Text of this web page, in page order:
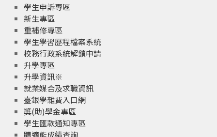
學生申訴專區
新生專區
重補修專區
學生學習歷程檔案系統
校務行政系統解鎖申請
升學專區
升學資訊※
就業媒合及求職資訊
臺銀學雜費入口網
獎(助)學金專區
學生匯款通知專區
體適能成績查詢